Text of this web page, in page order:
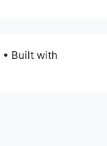
• Built with